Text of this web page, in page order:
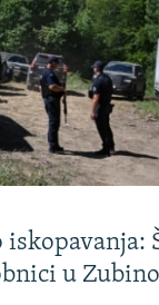
iskopavanja:
u